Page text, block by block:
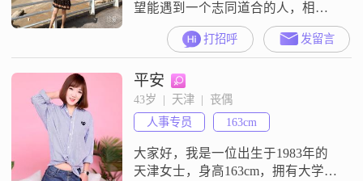
望能遇到一个志同道合的人，相互
理解包容。
打招呼 发留言
平安
43岁  |  天津  |  丧偶
人事专员
163cm
大家好，我是一位出生于1983年的
天津女士，身高163cm，拥有大学本